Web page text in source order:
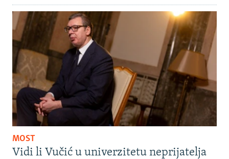
MOST
Vidi li Vučić u univerzitetu neprijatelja